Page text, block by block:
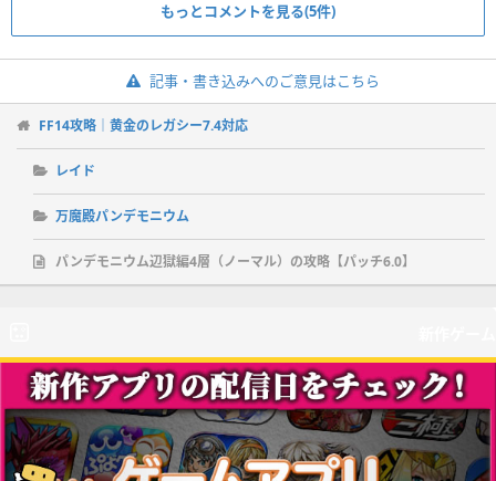
もっとコメントを見る(5件)
記事・書き込みへのご意見はこちら
FF14攻略｜黄金のレガシー7.4対応
レイド
万魔殿パンデモニウム
パンデモニウム辺獄編4層（ノーマル）の攻略【パッチ6.0】